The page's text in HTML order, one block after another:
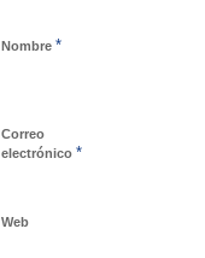
Nombre *
Correo
electrónico *
Web